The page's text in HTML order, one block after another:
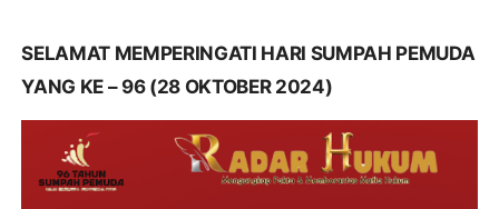
SELAMAT MEMPERINGATI HARI SUMPAH PEMUDA
YANG KE – 96 (28 OKTOBER 2024)